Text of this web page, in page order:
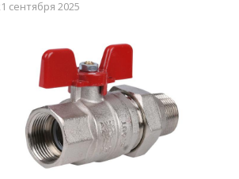
сентября 2025